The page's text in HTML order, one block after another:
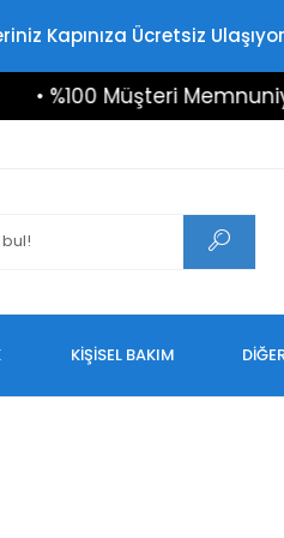
Kapınıza Ücretsiz
• %100 Müşteri
KİŞİSEL BAKIM